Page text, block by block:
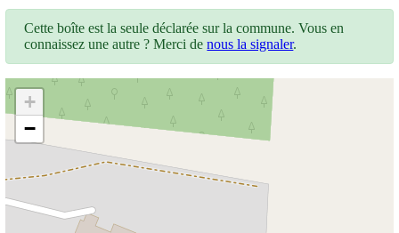
Cette boîte est la seule déclarée sur la commune. Vous en
connaissez une autre ? Merci denous la signaler.
+
−